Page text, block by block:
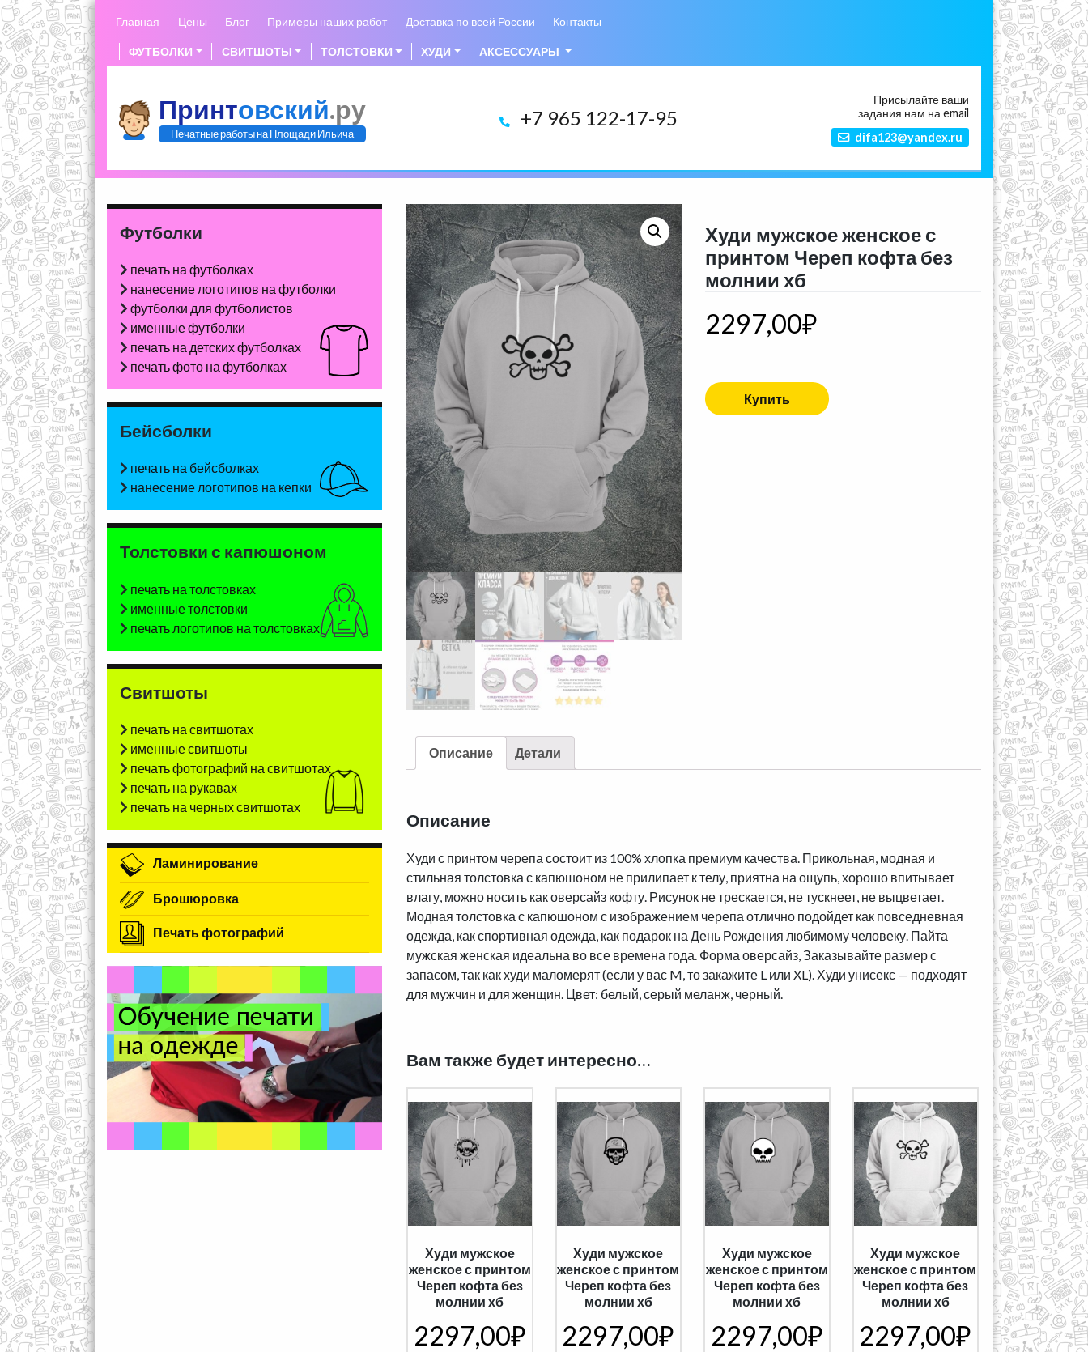
content
Главная Цены Блог Примеры наших работ Доставка по всей России Контакты
ФУТБОЛКИ СВИТШОТЫ ТОЛСТОВКИ ХУДИ АКСЕССУАРЫ
Принтовский.ру
Печатные работы на Площади Ильича
+7 965 122-17-95
Присылайте ваши
задания нам на email
difa123@yandex.ru
Футболки
печать на футболках
нанесение логотипов на футболки
футболки для футболистов
именные футболки
печать на детских футболках
печать фото на футболках
Бейсболки
печать на бейсболках
нанесение логотипов на кепки
Толстовки с капюшоном
печать на толстовках
именные толстовки
печать логотипов на толстовках
Свитшоты
печать на свитшотах
именные свитшоты
печать фотографий на свитшотах
печать на рукавах
печать на черных свитшотах
Ламинирование
Брошюровка
Печать фотографий
Худи мужское женское с
принтом Череп кофта без
молнии хб
2297,00₽
Купить
Описание Детали
Описание
Худи с принтом черепа состоит из 100% хлопка премиум качества. Прикольная, модная и
стильная толстовка с капюшоном не прилипает к телу, приятна на ощупь, хорошо впитывает
влагу, можно носить как оверсайз кофту. Рисунок не трескается, не тускнеет, не выцветает.
Модная толстовка с капюшоном с изображением черепа отлично подойдет как повседневная
одежда, как спортивная одежда, как подарок на День Рождения любимому человеку. Пайта
мужская женская идеальна во все времена года. Форма оверсайз, Заказывайте размер с
запасом, так как худи маломерят (если у вас M, то закажите L или XL). Худи унисекс — подходят
для мужчин и для женщин. Цвет: белый, серый меланж, черный.
Вам также будет интересно…
Худи мужское
женское с принтом
Череп кофта без
молнии хб
2297,00₽
Худи мужское
женское с принтом
Череп кофта без
молнии хб
2297,00₽
Худи мужское
женское с принтом
Череп кофта без
молнии хб
2297,00₽
Худи мужское
женское с принтом
Череп кофта без
молнии хб
2297,00₽